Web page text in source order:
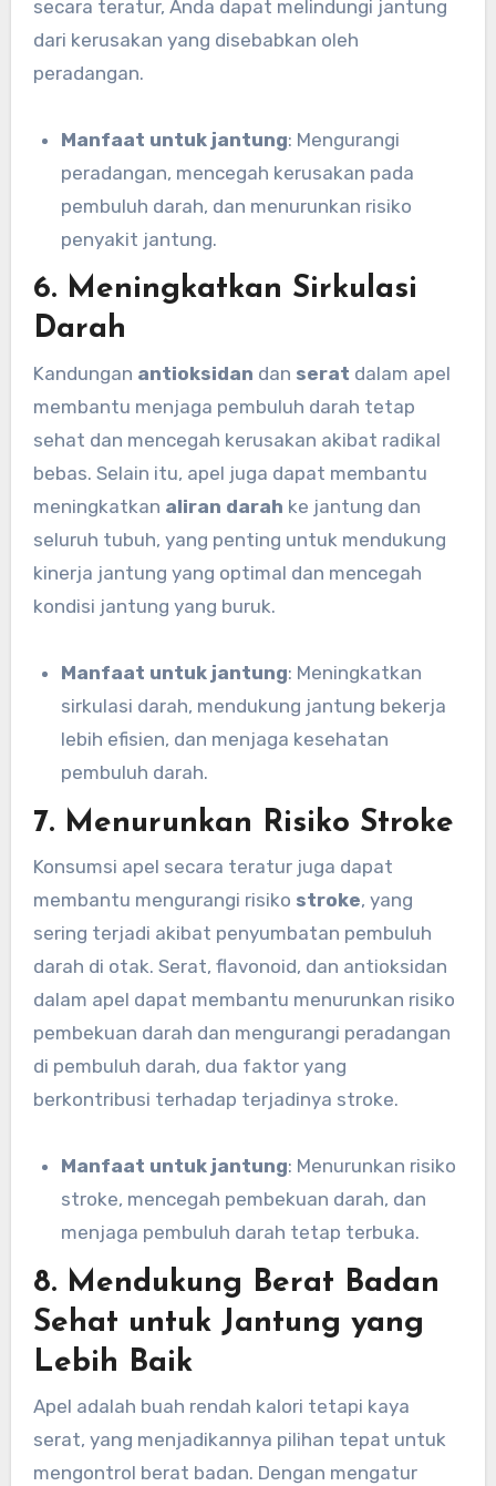
secara teratur, Anda dapat melindungi jantung
dari kerusakan yang disebabkan oleh
peradangan.
Manfaat untuk jantung: Mengurangi
peradangan, mencegah kerusakan pada
pembuluh darah, dan menurunkan risiko
penyakit jantung.
6. Meningkatkan Sirkulasi
Darah
Kandungan antioksidan dan serat dalam apel
membantu menjaga pembuluh darah tetap
sehat dan mencegah kerusakan akibat radikal
bebas. Selain itu, apel juga dapat membantu
meningkatkan aliran darah ke jantung dan
seluruh tubuh, yang penting untuk mendukung
kinerja jantung yang optimal dan mencegah
kondisi jantung yang buruk.
Manfaat untuk jantung: Meningkatkan
sirkulasi darah, mendukung jantung bekerja
lebih efisien, dan menjaga kesehatan
pembuluh darah.
7. Menurunkan Risiko Stroke
Konsumsi apel secara teratur juga dapat
membantu mengurangi risiko stroke, yang
sering terjadi akibat penyumbatan pembuluh
darah di otak. Serat, flavonoid, dan antioksidan
dalam apel dapat membantu menurunkan risiko
pembekuan darah dan mengurangi peradangan
di pembuluh darah, dua faktor yang
berkontribusi terhadap terjadinya stroke.
Manfaat untuk jantung: Menurunkan risiko
stroke, mencegah pembekuan darah, dan
menjaga pembuluh darah tetap terbuka.
8. Mendukung Berat Badan
Sehat untuk Jantung yang
Lebih Baik
Apel adalah buah rendah kalori tetapi kaya
serat, yang menjadikannya pilihan tepat untuk
mengontrol berat badan. Dengan mengatur